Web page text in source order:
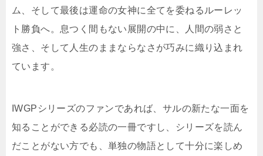
ム、そして最後は運命の女神に全てを委ねるルーレッ
ト勝負へ。息つく間もない展開の中に、人間の弱さと
強さ、そして人生のままならなさが巧みに織り込まれ
ています。
IWGPシリーズのファンであれば、サルの新たな一面を
知ることができる必読の一冊ですし、シリーズを読ん
だことがない方でも、単独の物語として十分に楽しめ